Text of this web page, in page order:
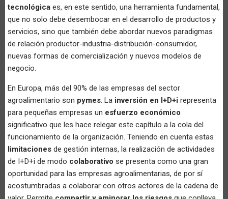
tecnológica es, en este sentido, una herramienta fundamental,
que no solo debe desembocar en el desarrollo de productos y
servicios, sino que también debe abordar nuevos paradigmas
de relación productor-industria-distribución-consumidor,
nuevas formas de comercialización y nuevos modelos de
negocio.
En Europa, más del 90% de las empresas del sector
agroalimentario son pymes. La inversión en I+D+i representa
para pequeñas empresas un esfuerzo económico
significativo que les hace relegar este capítulo a la cola del
funcionamiento de la organización. Teniendo en cuenta estas
limitaciones de gestión internas, la realización de actividades
de I+D+i de modo colaborativo se presenta como una gran
oportunidad para las empresas agroalimentarias, de por sí
acostumbradas a colaborar con otros actores de la cadena de